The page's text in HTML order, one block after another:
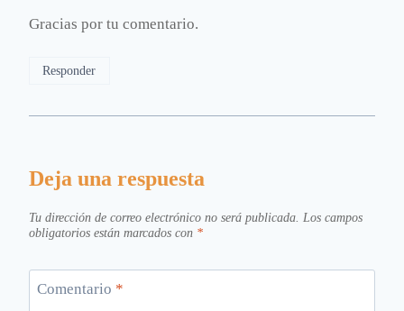
Gracias por tu comentario.
Responder
Deja una respuesta
Tu dirección de correo electrónico no será publicada. Los campos
obligatorios están marcados con *
Comentario *